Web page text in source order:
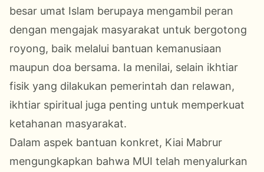
besar umat Islam berupaya mengambil peran
dengan mengajak masyarakat untuk bergotong
royong, baik melalui bantuan kemanusiaan
maupun doa bersama. Ia menilai, selain ikhtiar
fisik yang dilakukan pemerintah dan relawan,
ikhtiar spiritual juga penting untuk memperkuat
ketahanan masyarakat.
Dalam aspek bantuan konkret, Kiai Mabrur
mengungkapkan bahwa MUI telah menyalurkan